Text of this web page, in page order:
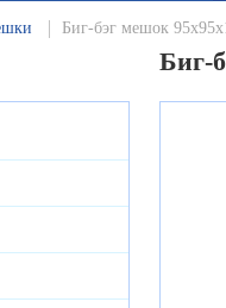
Биг-бэг мешок
Биг-